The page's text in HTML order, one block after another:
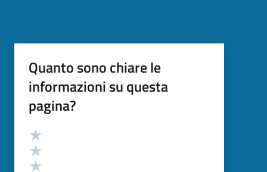
Quanto sono chiare le
informazioni su questa
pagina?
Valutazione